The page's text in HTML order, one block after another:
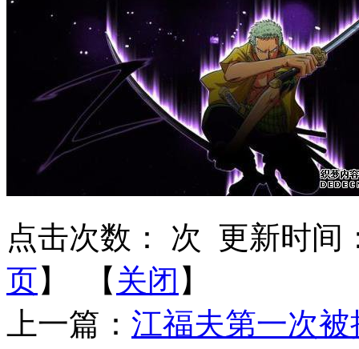
点击次数： 次 更新时间
页】 【 关闭 】
上一篇： 江福夫第一次